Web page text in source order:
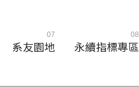
07
系友園地
08
永續指標專區